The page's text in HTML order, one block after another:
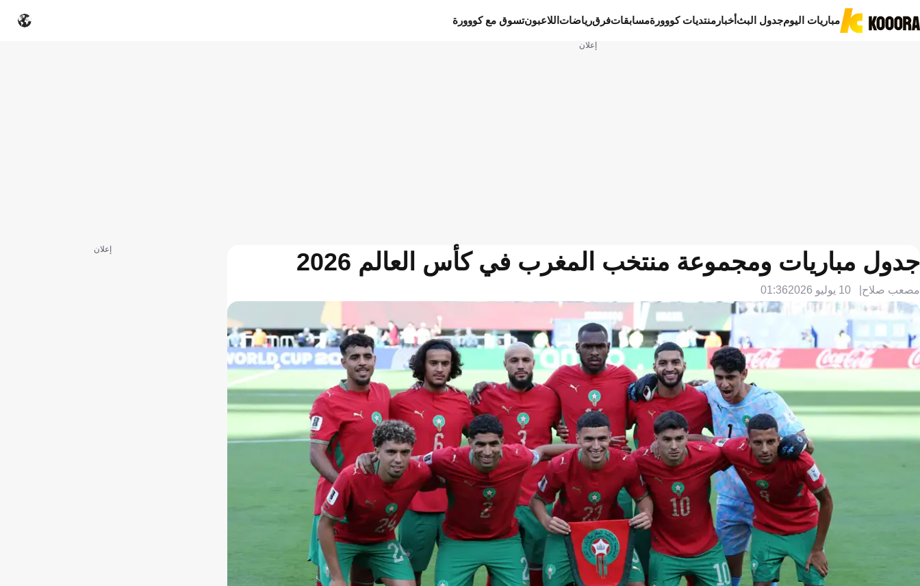
مباريات اليومجدول البثأخبار منتديات كووورةمسابقاتفرقرياضات اللاعبونتسوق مع كووورة
إعلان
جدول مباريات ومجموعة منتخب المغرب في كأس العالم 2026
مصعب صلاح 10 يوليو 2026 01:36
إعلان